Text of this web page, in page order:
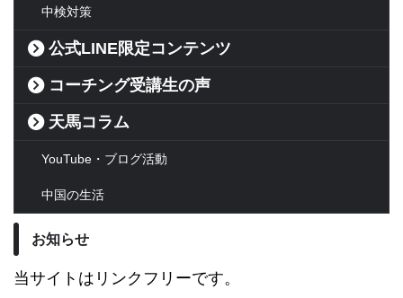
中検対策
公式LINE限定コンテンツ
コーチング受講生の声
天馬コラム
YouTube・ブログ活動
中国の生活
お知らせ
当サイトはリンクフリーです。